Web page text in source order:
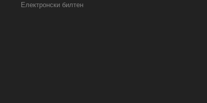
Електронски билтен